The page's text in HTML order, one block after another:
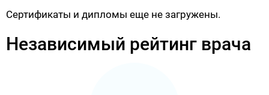
Сертификаты и дипломы еще не загружены.
Независимый рейтинг врача